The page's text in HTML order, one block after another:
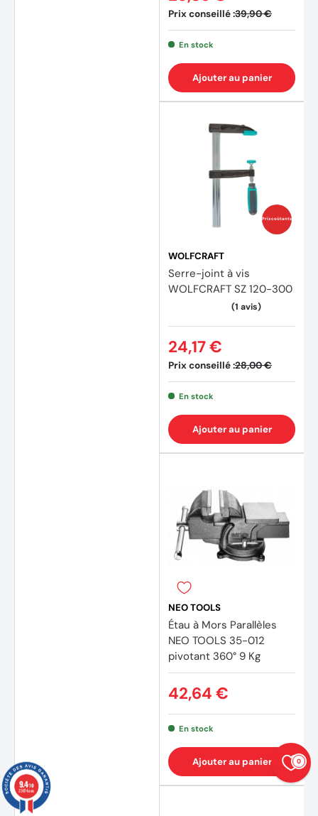
Prix conseillé :39,90 €
En stock
Ajouter au panier
Prix coûtants
WOLFCRAFT
Serre-joint à vis
WOLFCRAFT SZ 120-300
Prix conseillé :28,00 €
24,17 €
En stock
Ajouter au panier
NEO TOOLS
Étau à Mors Parallèles
NEO TOOLS 35-012
pivotant 360° 9 Kg
42,64 €
En stock
Ajouter au panier 0
9.4/10
23874 avis